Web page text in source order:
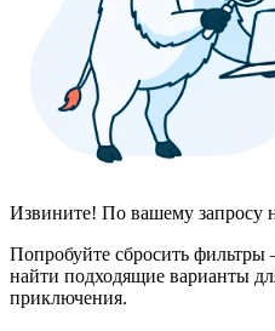
Извините! По вашему запросу
Попробуйте сбросить
найти подходящие варианты
приключения.